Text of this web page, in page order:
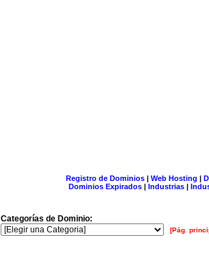
Registro de Dominios| Web Hosting |
Dominios Expirados | Industrias |
Categorías de Dominio:
[Pág.